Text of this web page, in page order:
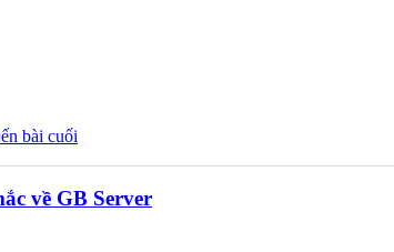
về GB Server